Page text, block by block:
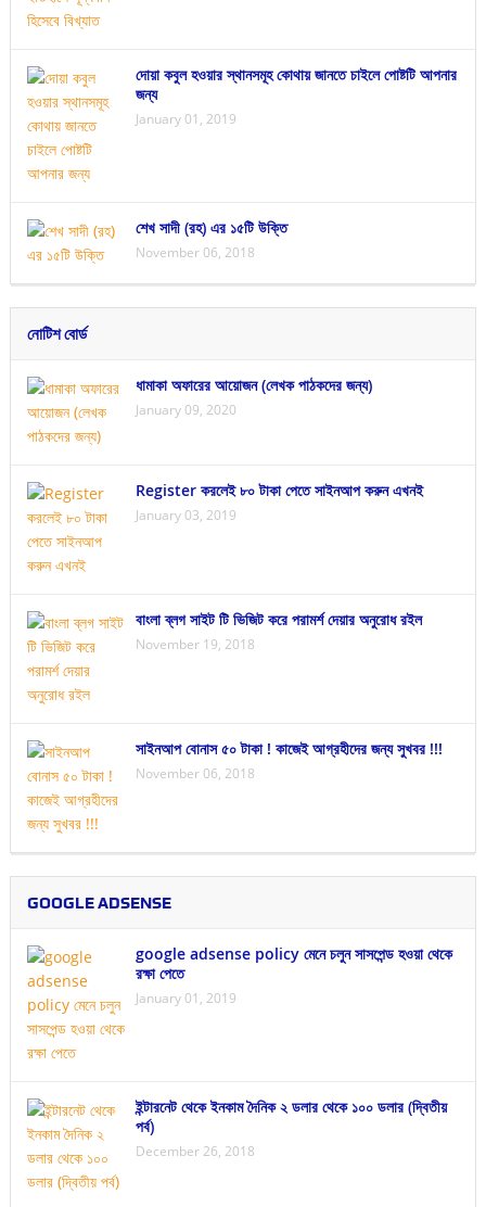
দোয়া কবুল হওয়ার স্থানসমূহ কোথায় জানতে চাইলে পোষ্টটি আপনার
জন্য
January 01, 2019
শেখ সাদী (রহ) এর ১৫টি উক্তি
November 06, 2018
নোটিশ বোর্ড
ধামাকা অফারের আয়োজন (লেখক পাঠকদের জন্য)
January 09, 2020
Register করলেই ৮০ টাকা পেতে সাইনআপ করুন এখনই
January 03, 2019
বাংলা ব্লগ সাইট টি ভিজিট করে পরামর্শ দেয়ার অনুরোধ রইল
November 19, 2018
সাইনআপ বোনাস ৫০ টাকা ! কাজেই আগ্রহীদের জন্য সুখবর !!!
November 06, 2018
GOOGLE ADSENSE
google adsense policy মেনে চলুন সাসপেন্ড হওয়া থেকে
রক্ষা পেতে
January 01, 2019
ইন্টারনেট থেকে ইনকাম দৈনিক ২ ডলার থেকে ১০০ ডলার (দ্বিতীয়
পর্ব)
December 26, 2018